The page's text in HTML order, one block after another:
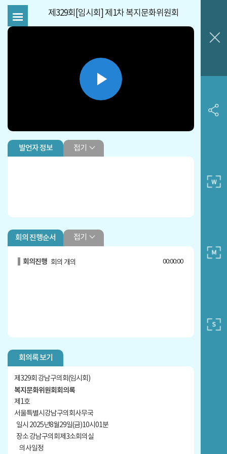
제329회[임시회] 제1차 복지문화위원회
Play
Video
발언자 정보 접기
회의 진행순서 접기
회의진행 회의 개의 00:00:00
회의록 보기
제329회 강남구의회(임시회)
복지문화위원회회의록
제1호
서울특별시강남구의회사무국
일시 2025년8월29일(금)10시01분
장소 강남구의회제3소회의실
의사일정